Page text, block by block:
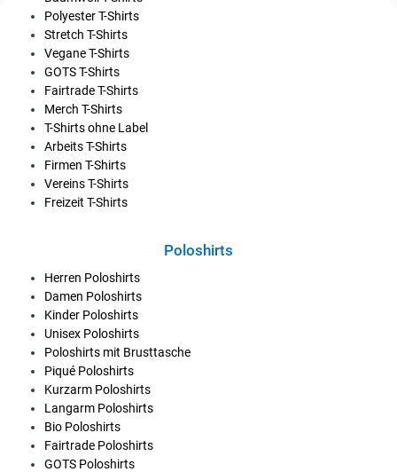
Polyester T-Shirts
Stretch T-Shirts
Vegane T-Shirts
GOTS T-Shirts
Fairtrade T-Shirts
Merch T-Shirts
T-Shirts ohne Label
Arbeits T-Shirts
Firmen T-Shirts
Vereins T-Shirts
Freizeit T-Shirts
Poloshirts
Herren Poloshirts
Damen Poloshirts
Kinder Poloshirts
Unisex Poloshirts
Poloshirts mit Brusttasche
Piqué Poloshirts
Kurzarm Poloshirts
Langarm Poloshirts
Bio Poloshirts
Fairtrade Poloshirts
GOTS Poloshirts